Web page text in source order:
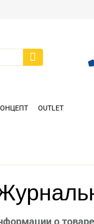
OUTLET
о